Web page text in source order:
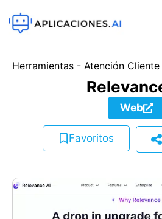
Herramientas - Atención Cliente
Web
Favoritos